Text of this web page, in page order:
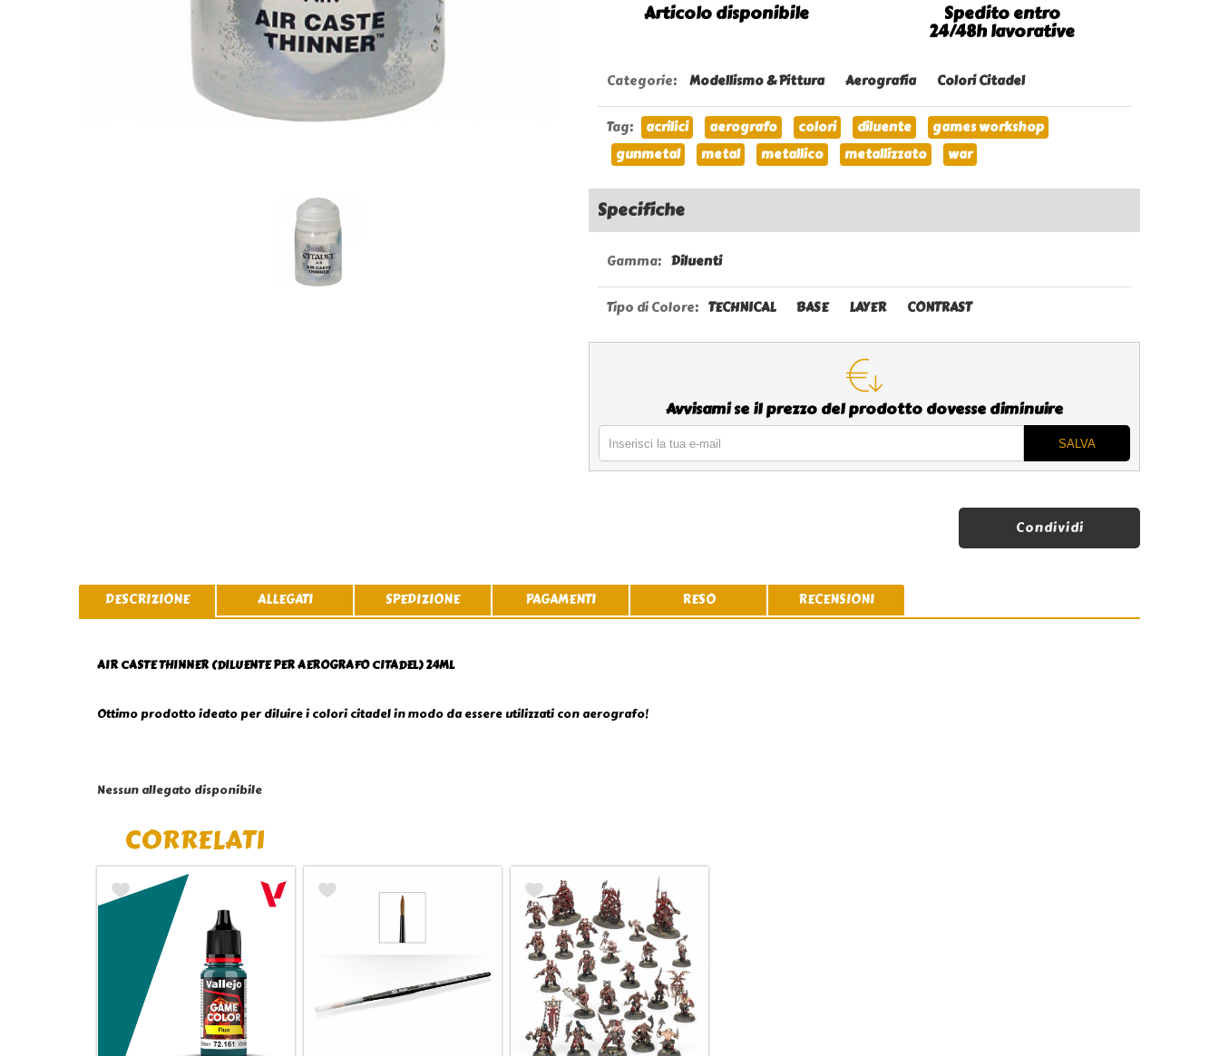
Articolo disponibile
Spedito entro
24/48h lavorative
Categorie: Modellismo & Pittura Aerografia Colori Citadel
Tag: acrilici aerografo colori diluente
games workshop
gunmetal
metal metallico metallizzato war
Specifiche
Gamma: Diluenti
Tipo di Colore: TECHNICAL BASE LAYER CONTRAST
Avvisami se il prezzo del prodotto dovesse diminuire
Condividi
DESCRIZIONE ALLEGATI SPEDIZIONE PAGAMENTI RESO RECENSIONI
AIR CASTE THINNER (DILUENTE PER AEROGRAFO CITADEL) 24ML
Ottimo prodotto ideato per diluire i colori citadel in modo da essere utilizzati con aerografo!
Nessun allegato disponibile
CORRELATI